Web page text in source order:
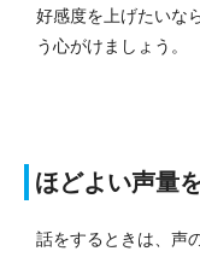
好感度を上げたいな
う心がけましょう。
ほどよい声量
話をするときは、声